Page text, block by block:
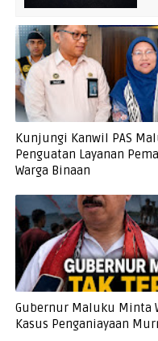
Kunjungi Kanwil PAS
Penguatan Layanan
Warga Binaan
Gubernur Maluku Minta
Kasus Penganiayaan